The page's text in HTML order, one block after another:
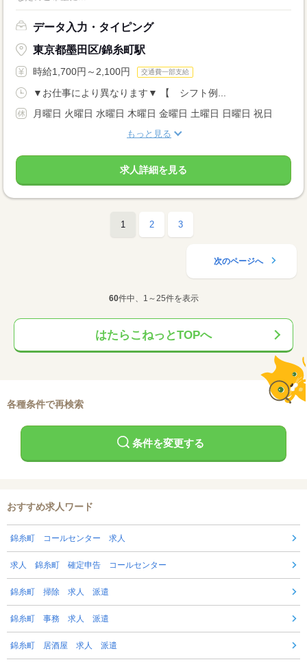
データ入力・タイピング
東京都墨田区/錦糸町駅
時給1,700円～2,100円 交通費一部支給
▼お仕事により異なります▼ 【 シフト例...
月曜日 火曜日 水曜日 木曜日 金曜日 土曜日 日曜日 祝日
もっと見る
求人詳細を見る
1 2 3
次のページへ
60件中、1～25件を表示
はたらこねっとTOPへ
各種条件で再検索
条件を変更する
おすすめ求人ワード
錦糸町 コールセンター 求人
求人 錦糸町 確定申告 コールセンター
錦糸町 掃除 求人 派遣
錦糸町 事務 求人 派遣
錦糸町 居酒屋 求人 派遣